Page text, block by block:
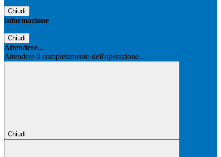
Chiudi
Informazione
Chiudi
Attendere...
Attendere il completamento dell'operazione...
Chiudi